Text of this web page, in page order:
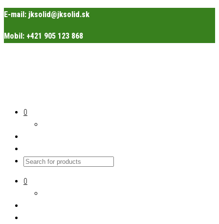
E-mail: jksolid@jksolid.sk
Mobil: +421 905 123 868
JK Solid
sústruženie dreva
0
0